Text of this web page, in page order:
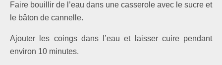
Faire bouillir de l’eau dans une casserole avec le sucre et
le bâton de cannelle.
Ajouter les coings dans l’eau et laisser cuire pendant
environ 10 minutes.